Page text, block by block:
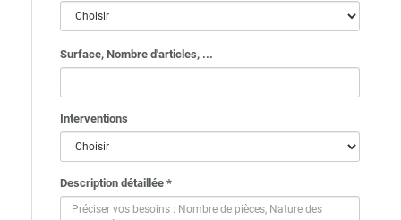
Surface, Nombre d'articles, ...
Interventions
Description détaillée *